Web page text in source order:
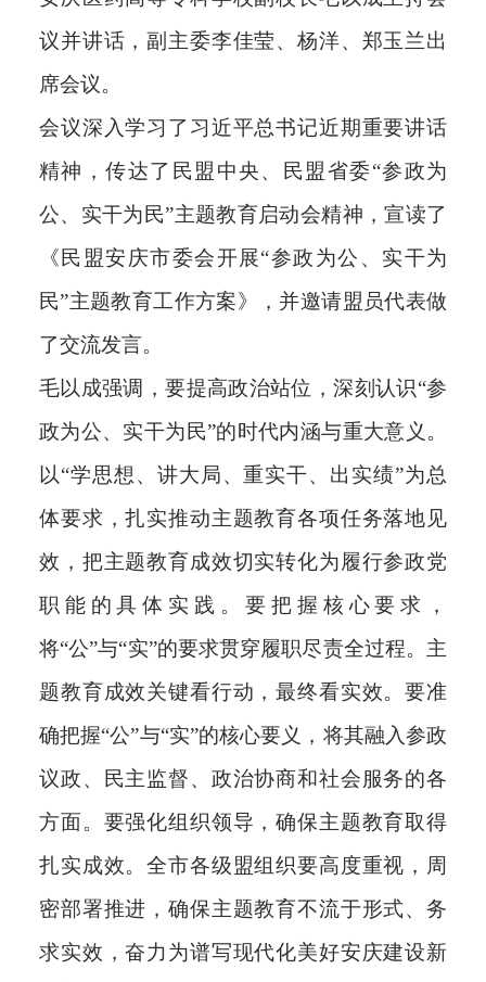
议并讲话，副主委李佳莹、杨洋、郑玉兰出
席会议。
会议深入学习了习近平总书记近期重要讲话
精神，传达了民盟中央、民盟省委“参政为
公、实干为民”主题教育启动会精神，宣读了
《民盟安庆市委会开展“参政为公、实干为
民”主题教育工作方案》，并邀请盟员代表做
了交流发言。
毛以成强调，要提高政治站位，深刻认识“参
政为公、实干为民”的时代内涵与重大意义。
以“学思想、讲大局、重实干、出实绩”为总
体要求，扎实推动主题教育各项任务落地见
效，把主题教育成效切实转化为履行参政党
职能的具体实践。要把握核心要求，
将“公”与“实”的要求贯穿履职尽责全过程。主
题教育成效关键看行动，最终看实效。要准
确把握“公”与“实”的核心要义，将其融入参政
议政、民主监督、政治协商和社会服务的各
方面。要强化组织领导，确保主题教育取得
扎实成效。全市各级盟组织要高度重视，周
密部署推进，确保主题教育不流于形式、务
求实效，奋力为谱写现代化美好安庆建设新